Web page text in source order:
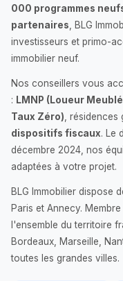
000 programmes
partenaires , BLG
investisseurs et primo-
immobilier neuf.
Nos conseillers vous
: LMNP (Loueur
Taux Zéro) ,
dispositifs fiscaux. Le
décembre 2024, nos
adaptées à votre projet.
BLG Immobilier dispose
Paris et Annecy.
l'ensemble du territoire
Bordeaux, Marseille,
toutes les grandes villes.